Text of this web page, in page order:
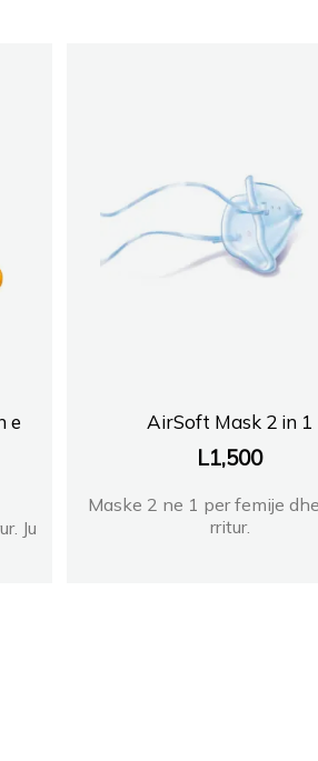
e
Ju
AirSoft Mask 2 in 1
L1,500
Maske 2 ne 1 per femije
rritur.